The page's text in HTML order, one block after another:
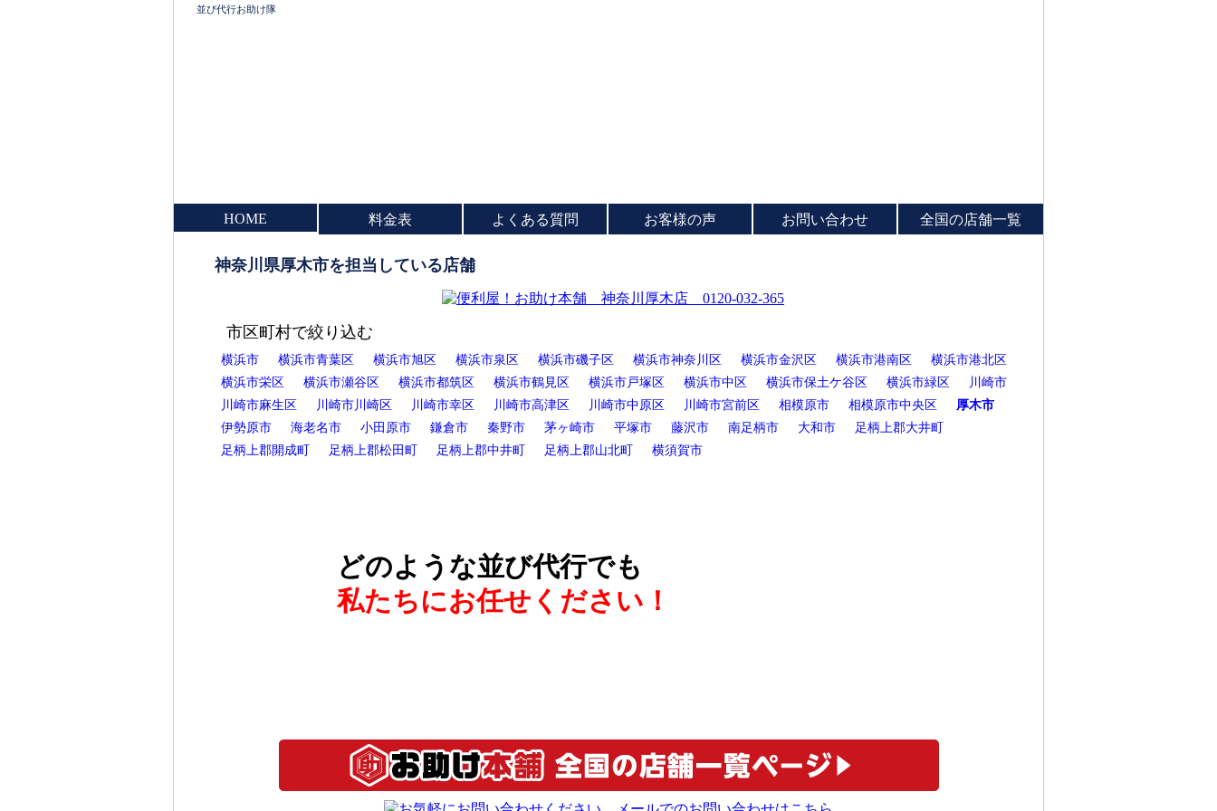
並び代行お助け隊
HOME 料金表 よくある質問 お客様の声 お問い合わせ 全国の店舗一覧
神奈川県厚木市を担当している店舗
市区町村で絞り込む
横浜市 横浜市青葉区 横浜市旭区 横浜市泉区 横浜市磯子区 横浜市神奈川区 横浜市金沢区 横浜市港南区
横浜市港北区
横浜市栄区
横浜市瀬谷区 横浜市都筑区 横浜市鶴見区 横浜市戸塚区 横浜市中区 横浜市保土ケ谷区 横浜市緑区
川崎市
川崎市麻生区
川崎市川崎区 川崎市幸区 川崎市高津区 川崎市中原区 川崎市宮前区 相模原市 相模原市中央区
厚木市
伊勢原市
海老名市 小田原市 鎌倉市 秦野市 茅ヶ崎市 平塚市 藤沢市 南足柄市 大和市
足柄上郡大井町
足柄上郡開成町
足柄上郡松田町 足柄上郡中井町 足柄上郡山北町 横須賀市
どのような並び代行でも
私たちにお任せください！